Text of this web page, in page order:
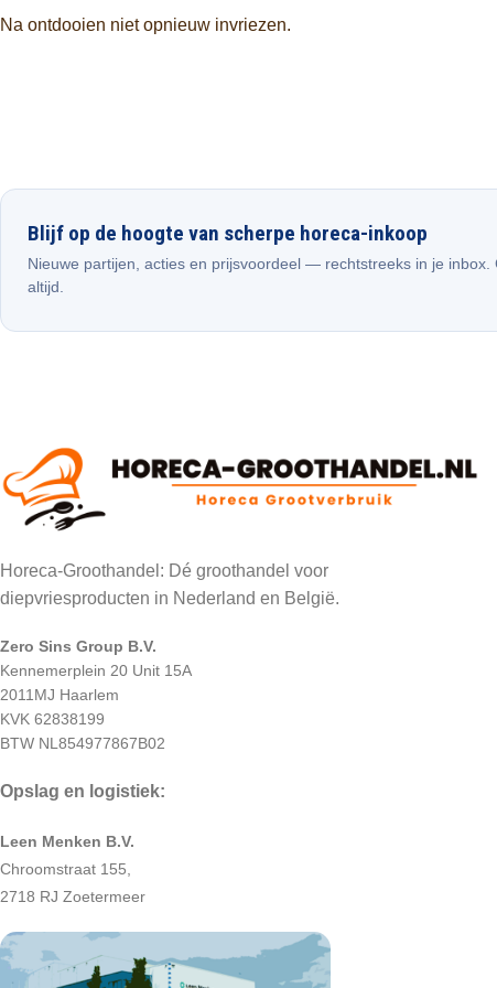
Na ontdooien niet opnieuw invriezen.
Blijf op de hoogte van scherpe horeca-inkoop
Nieuwe partijen, acties en prijsvoordeel — rechtstreeks in je inbox.
altijd.
Horeca-Groothandel: Dé groothandel voor
diepvriesproducten in Nederland en België.
Zero Sins Group B.V.
Kennemerplein 20 Unit 15A
2011MJ Haarlem
KVK 62838199
BTW NL854977867B02
Opslag en logistiek:
Leen Menken B.V.
Chroomstraat 155,
2718 RJ Zoetermeer